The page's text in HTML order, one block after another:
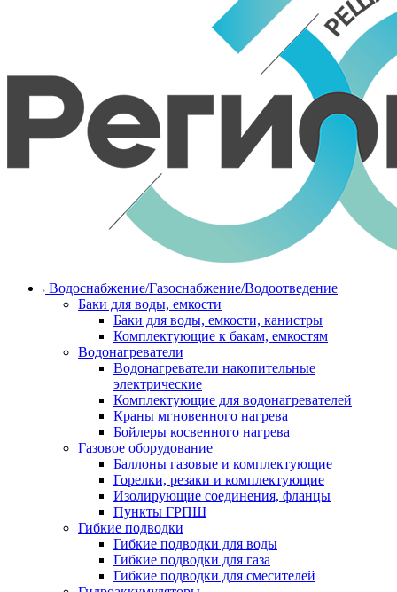
Водоснабжение/Газоснабжение/Водоотведение
Баки для воды, емкости
Баки для воды, емкости, канистры
Комплектующие к бакам, емкостям
Водонагреватели
Водонагреватели накопительные
электрические
Комплектующие для водонагревателей
Краны мгновенного нагрева
Бойлеры косвенного нагрева
Газовое оборудование
Баллоны газовые и комплектующие
Горелки, резаки и комплектующие
Изолирующие соединения, фланцы
Пункты ГРПШ
Гибкие подводки
Гибкие подводки для воды
Гибкие подводки для газа
Гибкие подводки для смесителей